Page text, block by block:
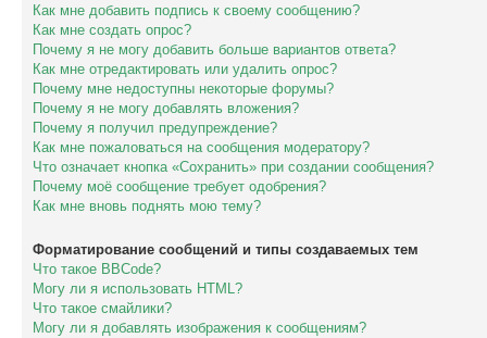
Как мне добавить подпись к своему сообщению?
Как мне создать опрос?
Почему я не могу добавить больше вариантов ответа?
Как мне отредактировать или удалить опрос?
Почему мне недоступны некоторые форумы?
Почему я не могу добавлять вложения?
Почему я получил предупреждение?
Как мне пожаловаться на сообщения модератору?
Что означает кнопка «Сохранить» при создании сообщения?
Почему моё сообщение требует одобрения?
Как мне вновь поднять мою тему?
Форматирование сообщений и типы создаваемых тем
Что такое BBCode?
Могу ли я использовать HTML?
Что такое смайлики?
Могу ли я добавлять изображения к сообщениям?